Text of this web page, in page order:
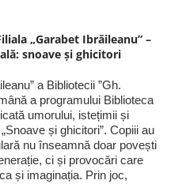
„Garabet Ibrăileanu” –
snoave și ghicitori
a Bibliotecii ”Gh.
a programului Biblioteca
umorului, istețimii și
și ghicitori”. Copiii au
nu înseamnă doar povești
ci și provocări care
și imaginația. Prin joc,